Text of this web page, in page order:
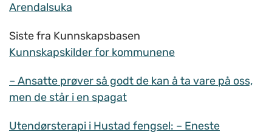
Arendalsuka
Siste fra Kunnskapsbasen
Kunnskapskilder for kommunene
– Ansatte prøver så godt de kan å ta vare på oss,
men de står i en spagat
Utendørsterapi i Hustad fengsel: – Eneste